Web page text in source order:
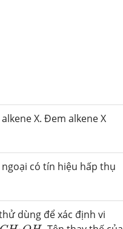
X. Đem alkene X
có tín hiệu hấp thụ
dùng để xác định vi
H2OH